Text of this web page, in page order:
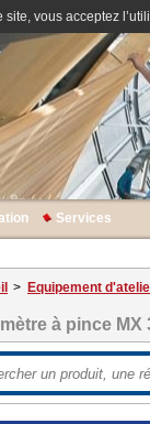
vous acceptez
Services
> Equipement
à pince MX